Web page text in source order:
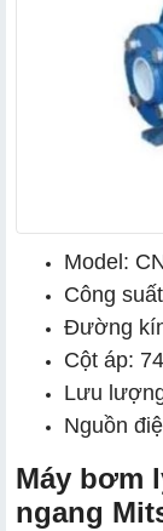
Model:
Công
Đường
Cột áp:
Lưu
Nguồn
Máy bơm
ngang